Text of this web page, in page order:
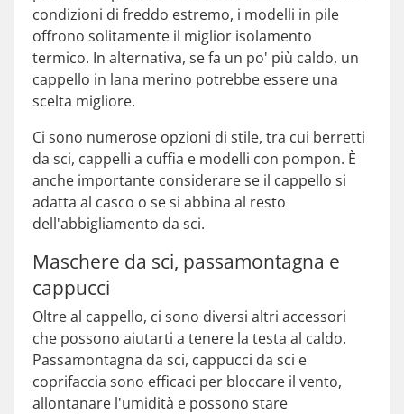
condizioni di freddo estremo, i modelli in pile
offrono solitamente il miglior isolamento
termico. In alternativa, se fa un po' più caldo, un
cappello in lana merino potrebbe essere una
scelta migliore.
Ci sono numerose opzioni di stile, tra cui berretti
da sci, cappelli a cuffia e modelli con pompon. È
anche importante considerare se il cappello si
adatta al casco o se si abbina al resto
dell'abbigliamento da sci.
Maschere da sci, passamontagna e
cappucci
Oltre al cappello, ci sono diversi altri accessori
che possono aiutarti a tenere la testa al caldo.
Passamontagna da sci, cappucci da sci e
coprifaccia sono efficaci per bloccare il vento,
allontanare l'umidità e possono stare